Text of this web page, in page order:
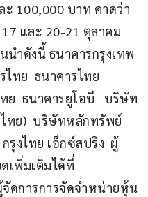
100,000 บาท คาดว่า
และ 20-21 ตุลาคม
นำดังนี้ ธนาคารกรุงเทพ
ทย  ธนาคารไทย
ธนาคารยูโอบี   บริษัท
ทย)  บริษัทหลักทรัพย์
งไทย เอ็กซ์สปริง  ผู้
เพิ่มเติมได้ที่
ดการการจัดจำหน่ายหุ้น